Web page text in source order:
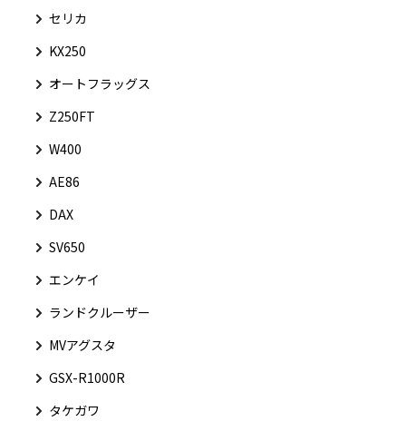
セリカ
KX250
オートフラッグス
Z250FT
W400
AE86
DAX
SV650
エンケイ
ランドクルーザー
MVアグスタ
GSX-R1000R
タケガワ